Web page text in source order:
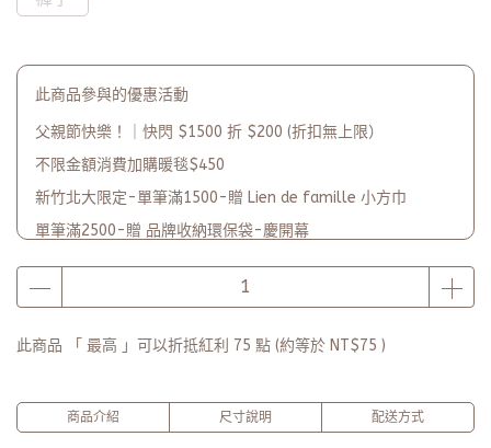
此商品參與的優惠活動
父親節快樂！｜快閃 $1500 折 $200 (折扣無上限）
不限金額消費加購暖毯$450
新竹北大限定-單筆滿1500-贈 Lien de famille 小方巾
單筆滿2500-贈 品牌收納環保袋-慶開幕
品牌2週年PARTY單筆滿$5000-贈【品牌多功能披肩暖毯】(數
量有限送完為止)
此商品 「 最高 」可以折抵紅利 75 點 (約等於 NT$75 )
商品介紹 尺寸說明 配送方式